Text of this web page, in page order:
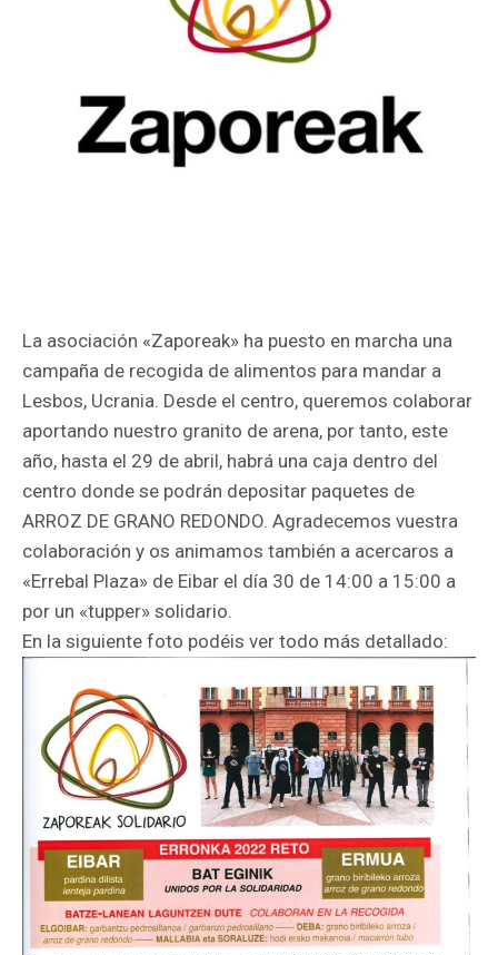
La asociación «Zaporeak» ha puesto en marcha una
campaña de recogida de alimentos para mandar a
Lesbos, Ucrania. Desde el centro, queremos colaborar
aportando nuestro granito de arena, por tanto, este
año, hasta el 29 de abril, habrá una caja dentro del
centro donde se podrán depositar paquetes de
ARROZ DE GRANO REDONDO. Agradecemos vuestra
colaboración y os animamos también a acercaros a
«Errebal Plaza» de Eibar el día 30 de 14:00 a 15:00 a
por un «tupper» solidario.
En la siguiente foto podéis ver todo más detallado: